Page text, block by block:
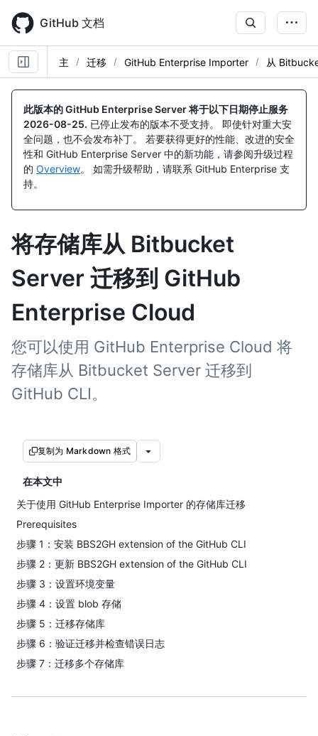
main
content
GitHub 文档
主 迁移 GitHub Enterprise Importer 从
此版本的 GitHub Enterprise Server 将于以下日期停止服务
2026-08-25. 已停止发布的版本不受支持。 即使针对重大安
全问题，也不会发布补丁。 若要获得更好的性能、改进的安全
性和 GitHub Enterprise Server 中的新功能，请参阅升级过程
的 Overview。 如需升级帮助，请联系 GitHub Enterprise 支
持。
将存储库从 Bitbucket
Server 迁移到 GitHub
Enterprise Cloud
您可以使用 GitHub Enterprise Cloud 将
存储库从 Bitbucket Server 迁移到
GitHub CLI。
复制为 Markdown 格式
在本文中
关于使用 GitHub Enterprise Importer 的存储库迁移
Prerequisites
步骤 1：安装 BBS2GH extension of the GitHub CLI
步骤 2：更新 BBS2GH extension of the GitHub CLI
步骤 3：设置环境变量
步骤 4：设置 blob 存储
步骤 5：迁移存储库
步骤 6：验证迁移并检查错误日志
步骤 7：迁移多个存储库